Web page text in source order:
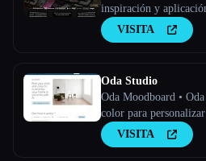
inspiración y
que utiliza inteligencia
VISITA
Oda Studio
Oda Moodboard •
color para
IA. VISITA